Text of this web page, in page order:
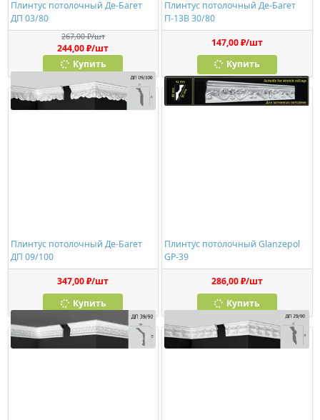
Плинтус потолочный Де-Багет
ДП 03/80
267,00 ₽/шт
244,00 ₽/шт
Купить
Плинтус потолочный Де-Багет
П-13В 30/80
147,00 ₽/шт
Купить
Плинтус потолочный Де-Багет
ДП 09/100
347,00 ₽/шт
Купить
Плинтус потолочный Glanzepol
GP-39
286,00 ₽/шт
Купить